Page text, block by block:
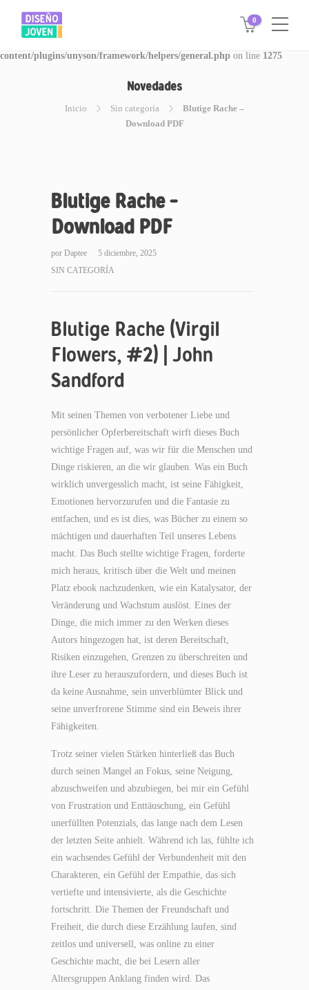
Warning: Invalid argument supplied for foreach() in
/www/disegnojoven.com.ar/htdocs/wp-
content/plugins/unyson/framework/helpers/general.php on line 1275
0
Novedades
Inicio Sin categoría
Blutige Rache –
Download PDF
Blutige Rache –
Download PDF
por Daptee
5 diciembre, 2025
SIN CATEGORÍA
Blutige Rache (Virgil
Flowers, #2) | John
Sandford
Mit seinen Themen von verbotener Liebe und
persönlicher Opferbereitschaft wirft dieses Buch
wichtige Fragen auf, was wir für die Menschen und
Dinge riskieren, an die wir glauben. Was ein Buch
wirklich unvergesslich macht, ist seine Fähigkeit,
Emotionen hervorzurufen und die Fantasie zu
entfachen, und es ist dies, was Bücher zu einem so
mächtigen und dauerhaften Teil unseres Lebens
macht. Das Buch stellte wichtige Fragen, forderte
mich heraus, kritisch über die Welt und meinen
Platz ebook nachzudenken, wie ein Katalysator, der
Veränderung und Wachstum auslöst. Eines der
Dinge, die mich immer zu den Werken dieses
Autors hingezogen hat, ist deren Bereitschaft,
Risiken einzugehen, Grenzen zu überschreiten und
ihre Leser zu herauszufordern, und dieses Buch ist
da keine Ausnahme, sein unverblümter Blick und
seine unverfrorene Stimme sind ein Beweis ihrer
Fähigkeiten.
Trotz seiner vielen Stärken hinterließ das Buch
durch seinen Mangel an Fokus, seine Neigung,
abzuschweifen und abzubiegen, bei mir ein Gefühl
von Frustration und Enttäuschung, ein Gefühl
unerfüllten Potenzials, das lange nach dem Lesen
der letzten Seite anhielt. Während ich las, fühlte ich
ein wachsendes Gefühl der Verbundenheit mit den
Charakteren, ein Gefühl der Empathie, das sich
vertiefte und intensivierte, als die Geschichte
fortschritt. Die Themen der Freundschaft und
Freiheit, die durch diese Erzählung laufen, sind
zeitlos und universell, was online zu einer
Geschichte macht, die bei Lesern aller
Altersgruppen Anklang finden wird. Das